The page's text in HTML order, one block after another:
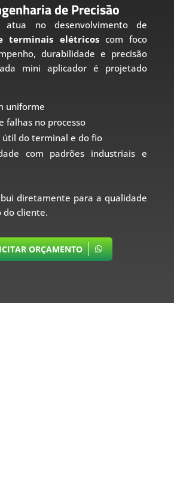
de Precisão
atua no desenvolvimento de
terminais elétricoscom foco
durabilidade e precisão
mini aplicador é projetado
uniforme
falhas no processo
útil do terminal e do fio
com padrões industriais e
diretamente para a qualidade
cliente.
ORÇAMENTO